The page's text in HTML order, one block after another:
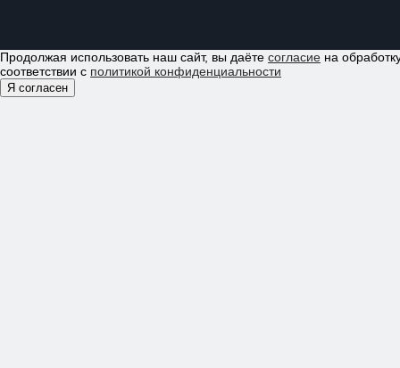
Продолжая использовать наш сайт, вы даёте согласие на
соответствии с политикой конфиденциальности
Я согласен